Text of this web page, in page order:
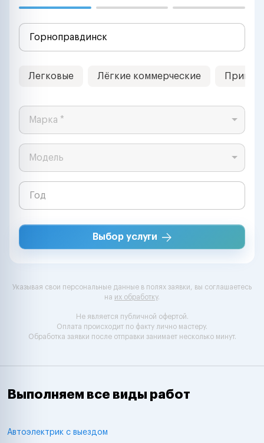
Легковые Лёгкие коммерческие
Марка *
Модель
Выбор услуги
Указывая свои персональные данные в полях заявки, вы соглашаетесь
на их обработку.
Не является публичной офертой.
Оплата происходит по факту лично мастеру.
Обработка заявки после отправки занимает несколько минут.
Выполняем все виды работ
Автоэлектрик с выездом